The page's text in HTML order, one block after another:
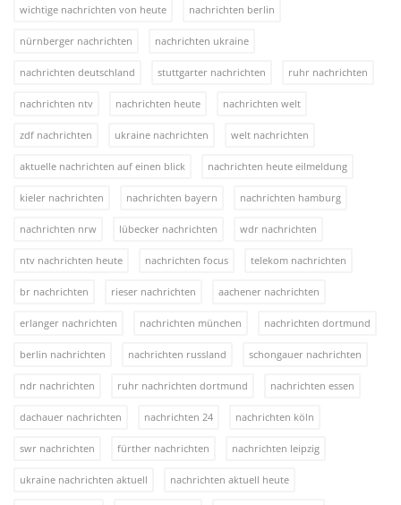
wichtige nachrichten von heute nachrichten berlin
nürnberger nachrichten nachrichten ukraine
nachrichten deutschland stuttgarter nachrichten ruhr nachrichten
nachrichten ntv nachrichten heute nachrichten welt
zdf nachrichten ukraine nachrichten welt nachrichten
aktuelle nachrichten auf einen blick nachrichten heute eilmeldung
kieler nachrichten nachrichten bayern nachrichten hamburg
nachrichten nrw lübecker nachrichten wdr nachrichten
ntv nachrichten heute nachrichten focus telekom nachrichten
br nachrichten rieser nachrichten aachener nachrichten
erlanger nachrichten nachrichten münchen nachrichten dortmund
berlin nachrichten nachrichten russland schongauer nachrichten
ndr nachrichten ruhr nachrichten dortmund nachrichten essen
dachauer nachrichten nachrichten 24 nachrichten köln
swr nachrichten fürther nachrichten nachrichten leipzig
ukraine nachrichten aktuell nachrichten aktuell heute